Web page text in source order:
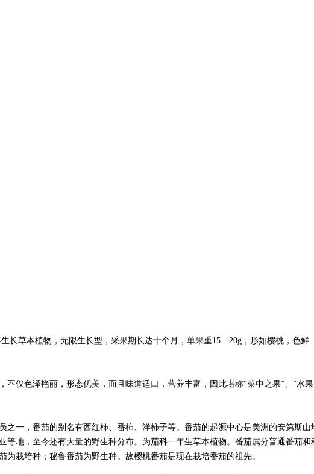
草本植物，无限生长型，采果期长达十个月，单果重15—20g，形如樱桃，色鲜
仅色泽艳丽，形态优美，而且味道适口，营养丰富，因此堪称“菜中之果”、“水果
一，番茄的别名有西红柿、番柿、洋柿子等。番茄的起源中心是美洲的安第斯山
等地，至今还有大量的野生种分布。为茄科一年生草本植物。番茄属分普通番茄和
为栽培种；秘鲁番茄为野生种。故樱桃番茄是现在栽培番茄的祖先。